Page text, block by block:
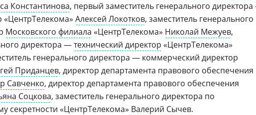
Константинова, первый заместитель генерального
Алексей Локотков, заместитель генерального
Московского филиала «ЦентрТелекома» Николай Межуев,
директора —технический директор «ЦентрТелекома»
генерального директора — коммерческий директор
Приданцев, директор департамента правового обеспечения
Савченко, директор департамента правового обеспечения
Соцкова, заместитель генерального директора по
секретности «ЦентрТелекома» Валерий Сычев.